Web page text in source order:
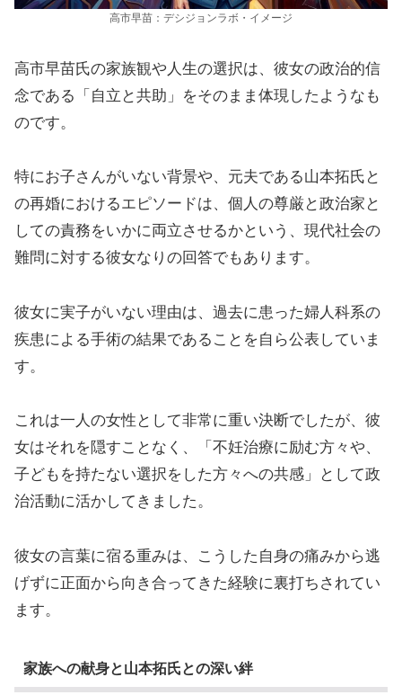
高市早苗：デシジョンラボ・イメージ
高市早苗氏の家族観や人生の選択は、彼女の政治的信
念である「自立と共助」をそのまま体現したようなも
のです。
特にお子さんがいない背景や、元夫である山本拓氏と
の再婚におけるエピソードは、個人の尊厳と政治家と
しての責務をいかに両立させるかという、現代社会の
難問に対する彼女なりの回答でもあります。
彼女に実子がいない理由は、過去に患った婦人科系の
疾患による手術の結果であることを自ら公表していま
す。
これは一人の女性として非常に重い決断でしたが、彼
女はそれを隠すことなく、「不妊治療に励む方々や、
子どもを持たない選択をした方々への共感」として政
治活動に活かしてきました。
彼女の言葉に宿る重みは、こうした自身の痛みから逃
げずに正面から向き合ってきた経験に裏打ちされてい
ます。
家族への献身と山本拓氏との深い絆